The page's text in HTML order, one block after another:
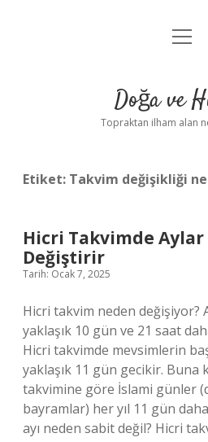
Anasayfa
Yasal
Doğa ve
Topraktan ilham alan
Etiket: Takvim değişikliği
Hicri Takvimde
Değiştirir
Tarih: Ocak 7, 2025
Hicri takvim neden değişiyor?
yaklaşık 10 gün ve 21 saat
Hicri takvimde mevsimlerin
yaklaşık 11 gün gecikir. Buna
takvimine göre İslami günler
bayramlar) her yıl 11 gün
ayı neden sabit değil? Hicri